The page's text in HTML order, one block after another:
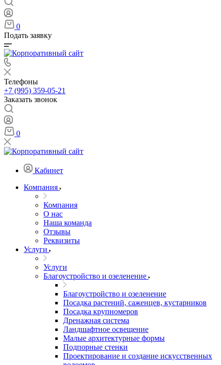
0
Подать заявку
Телефоны
+7 (995) 359-05-21
Заказать звонок
0
Кабинет
Компания
Компания
О нас
Наша команда
Отзывы
Реквизиты
Услуги
Услуги
Благоустройство и озеленение
Благоустройство и озеленение
Посадка растений, саженцев, кустарников
Посадка крупномеров
Дренажная система
Ландшафтное освещение
Малые архитектурные формы
Подпорные стенки
Проектирование и создание искусственных